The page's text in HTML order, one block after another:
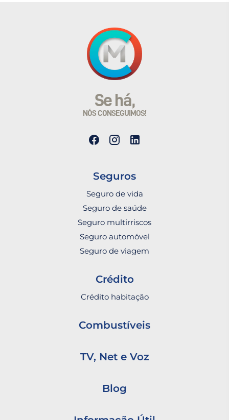
Se há,
NÓS CONSEGUIMOS!
Seguros
Seguro de vida
Seguro de saúde
Seguro multirriscos
Seguro automóvel
Seguro de viagem
Crédito
Crédito habitação
Combustíveis
TV, Net e Voz
Blog